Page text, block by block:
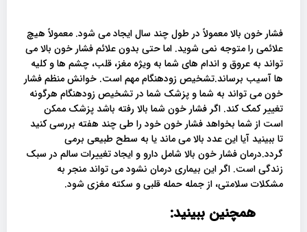
فشار خون بالا معمولاً در طول چند سال ایجاد می شود. معمولاً هیچ
علائمی را متوجه نمی شوید. اما حتی بدون علائم فشار خون بالا می
تواند به عروق و اندام های شما به ویژه مغز، قلب، چشم ها و کلیه
ها آسیب برساند.تشخیص زودهنگام مهم است. خوانش منظم فشار
خون می تواند به شما و پزشک شما در تشخیص زودهنگام هرگونه
تغییر کمک کند. اگر فشار خون شما بالا رفته باشد پزشک ممکن
است از شما بخواهد فشار خون خود را طی چند هفته بررسی کنید
تا ببینید آیا این عدد بالا می ماند یا به سطح طبیعی برمی
گردد.درمان فشار خون بالا شامل دارو و ایجاد تغییرات سالم در سبک
زندگی است. اگر این بیماری درمان نشود می تواند منجر به
مشکلات سلامتی، از جمله حمله قلبی و سکته مغزی شود.
همچنین ببینید: